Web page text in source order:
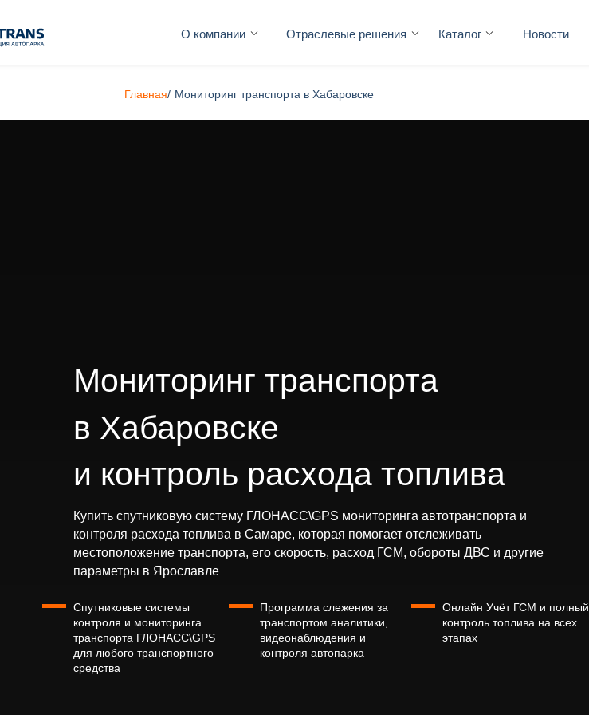
Отраслевые решения Новости
Каталог
О компании
Главная/ Мониторинг транспорта в Хабаровске
Программа слежения за
транспортом аналитики,
видеонаблюдения и
контроля автопарка
Спутниковые системы
контроля и мониторинга
транспорта ГЛОНАСС\GPS
для любого транспортного
средства
Онлайн Учёт ГСМ и полный
контроль топлива на всех
этапах
Мониторинг транспорта
в Хабаровске
и контроль расхода топлива
Купить спутниковую систему ГЛОНАСС\GPS мониторинга автотранспорта и
контроля расхода топлива в Самаре, которая помогает отслеживать
местоположение транспорта, его скорость, расход ГСМ, обороты ДВС и другие
параметры в Ярославле